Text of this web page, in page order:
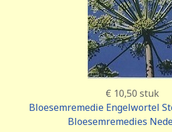
€ 10,50 stuk
Bloesemremedie Engelwortel
Bloesemremedies